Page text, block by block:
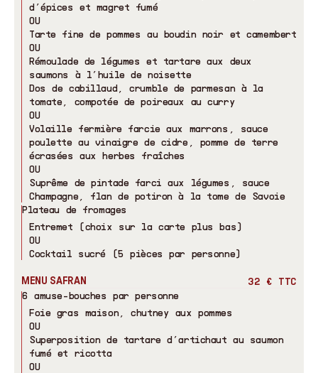
d’épices et magret fumé
OU
Tarte fine de pommes au boudin noir et camembert
OU
Rémoulade de légumes et tartare aux deux
saumons à l’huile de noisette
Dos de cabillaud, crumble de parmesan à la
tomate, compotée de poireaux au curry
OU
Volaille fermière farcie aux marrons, sauce
poulette au vinaigre de cidre, pomme de terre
écrasées aux herbes fraîches
OU
Suprême de pintade farci aux légumes, sauce
Champagne, flan de potiron à la tome de Savoie
Plateau de fromages
Entremet (choix sur la carte plus bas)
OU
Cocktail sucré (5 pièces par personne)
MENU SAFRAN
32 € TTC
6 amuse-bouches par personne
Foie gras maison, chutney aux pommes
OU
Superposition de tartare d’artichaut au saumon
fumé et ricotta
OU